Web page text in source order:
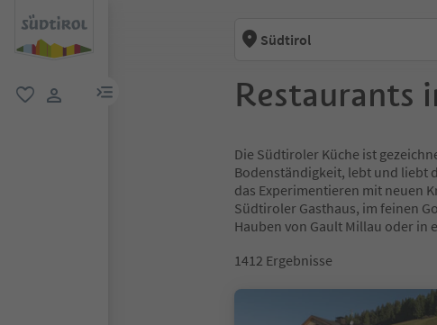
menu link
Südtirol
Restaurants
Die Südtiroler Küche ist
Bodenständigkeit, lebt und liebt
das Experimentieren mit neuen
Südtiroler Gasthaus, im feinen
Hauben von Gault Millau oder in
1412 Ergebnisse